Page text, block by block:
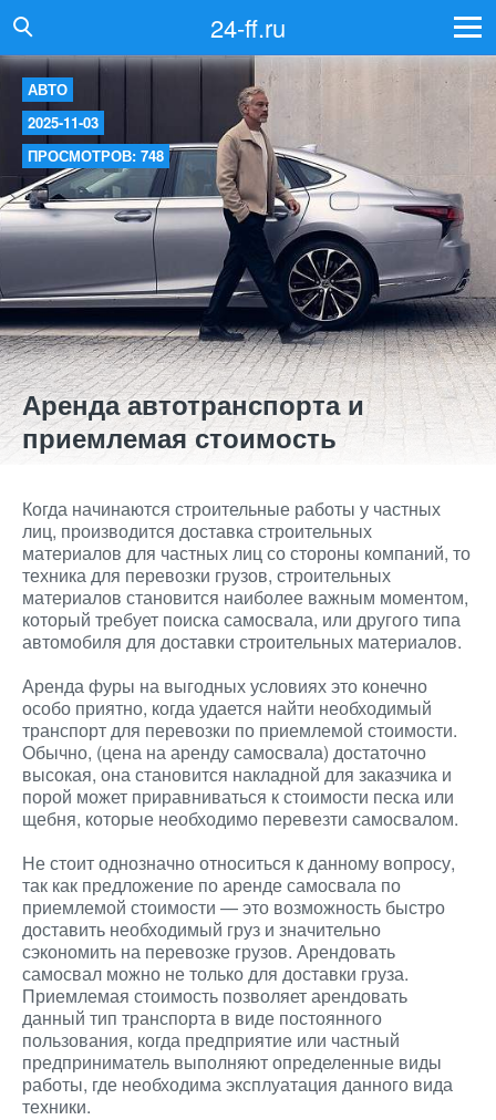
24-ff.ru
АВТО
2025-11-03
ПРОСМОТРОВ: 748
Аренда автотранспорта и
приемлемая стоимость
Когда начинаются строительные работы у частных
лиц, производится доставка строительных
материалов для частных лиц со стороны компаний, то
техника для перевозки грузов, строительных
материалов становится наиболее важным моментом,
который требует поиска самосвала, или другого типа
автомобиля для доставки строительных материалов.
Аренда фуры на выгодных условиях это конечно
особо приятно, когда удается найти необходимый
транспорт для перевозки по приемлемой стоимости.
Обычно, (цена на аренду самосвала) достаточно
высокая, она становится накладной для заказчика и
порой может приравниваться к стоимости песка или
щебня, которые необходимо перевезти самосвалом.
Не стоит однозначно относиться к данному вопросу,
так как предложение по аренде самосвала по
приемлемой стоимости — это возможность быстро
доставить необходимый груз и значительно
сэкономить на перевозке грузов. Арендовать
самосвал можно не только для доставки груза.
Приемлемая стоимость позволяет арендовать
данный тип транспорта в виде постоянного
пользования, когда предприятие или частный
предприниматель выполняют определенные виды
работы, где необходима эксплуатация данного вида
техники.